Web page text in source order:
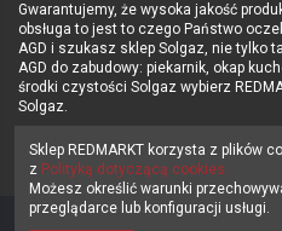
Gwarantujemy, że wysoka jakość
obsługa to jest to czego Państwo
AGD i szukasz sklep Solgaz, nie tylko
AGD do zabudowy: piekarnik, okap
środki czystości Solgaz wybierz
Solgaz.
Sprawdź i KUPUJ Z NAMI - Zapraszamy
Sklep REDMARKT korzysta z plików
z Polityką dotyczącą cookies.
Możesz określić warunki
przeglądarce lub konfiguracji usługi.